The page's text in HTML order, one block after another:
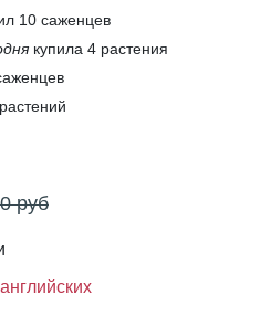
10 саженцев
купила 4 растения
руб